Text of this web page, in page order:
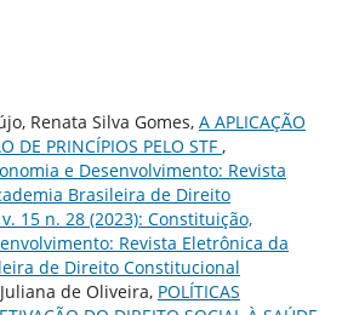
Renata Silva Gomes, A APLICAÇÃO
DE PRINCÍPIOS PELO STF ,
e Desenvolvimento: Revista
Brasileira de Direito
15 n. 28 (2023): Constituição,
Revista Eletrônica da
de Direito Constitucional
de Oliveira, POLÍTICAS